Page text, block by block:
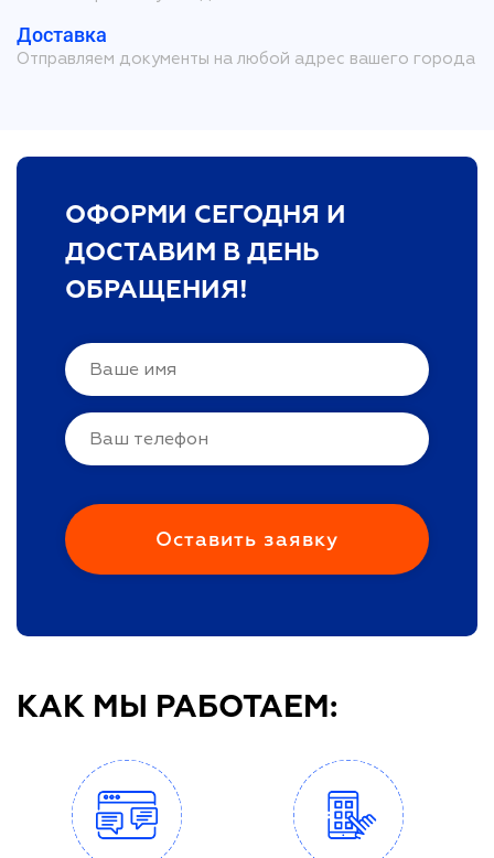
Доставка
Отправляем документы на любой адрес вашего города
ОФОРМИ СЕГОДНЯ И
ДОСТАВИМ В ДЕНЬ
ОБРАЩЕНИЯ!
КАК МЫ РАБОТАЕМ: